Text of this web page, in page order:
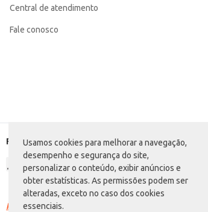
Usamos cookies para melhorar a navegação,
desempenho e segurança do site,
personalizar o conteúdo, exibir anúncios e
obter estatísticas. As permissões podem ser
alteradas, exceto no caso dos cookies
essenciais.
Central de atendimento
Fale conosco
Formas de pagamento
Racismo é crime. Denuncie. Disque 100 ou procure